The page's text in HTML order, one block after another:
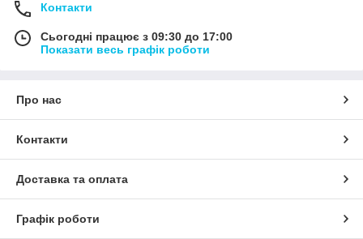
Контакти
Сьогодні працює з 09:30 до 17:00
Показати весь графік роботи
Про нас
Контакти
Доставка та оплата
Графік роботи